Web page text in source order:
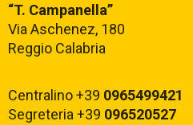
“T. Campanella”
Via Aschenez, 180
Reggio Calabria
Centralino +39 0965499421
Segreteria +39 096520527